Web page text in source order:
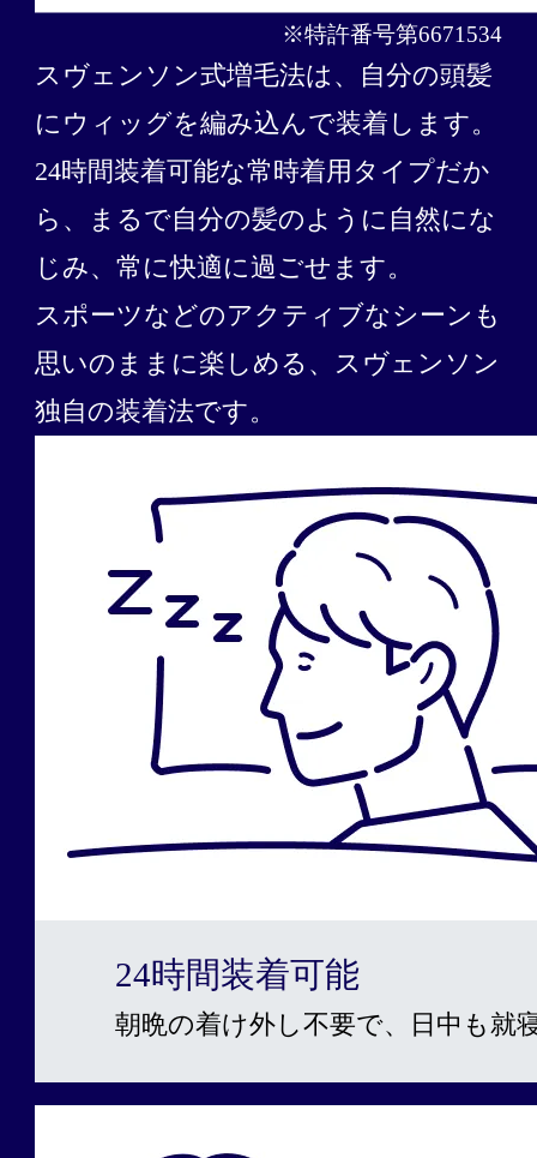
※特許番号第6671534
スヴェンソン式増毛法は、自分の頭髪
にウィッグを編み込んで装着します。
24時間装着可能な常時着用タイプだか
ら、まるで自分の髪のように自然にな
じみ、常に快適に過ごせます。
スポーツなどのアクティブなシーンも
思いのままに楽しめる、スヴェンソン
独自の装着法です。
24時間装着可能
朝晩の着け外し不要で、日中も就